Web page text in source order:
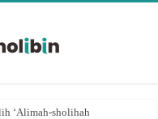
‘Alimah-sholihah